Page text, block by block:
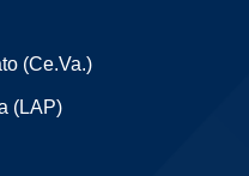
(Ce.Va.)
(LAP)